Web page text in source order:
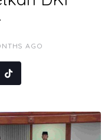
AGO
Tiktok